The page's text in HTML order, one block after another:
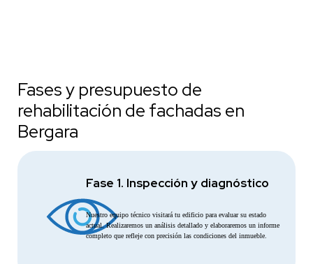
Fases y presupuesto de
rehabilitación de fachadas en
Bergara
Fase 1. Inspección y diagnóstico
Nuestro equipo técnico visitará tu edificio para evaluar su estado
actual. Realizaremos un análisis detallado y elaboraremos un informe
completo que refleje con precisión las condiciones del inmueble.